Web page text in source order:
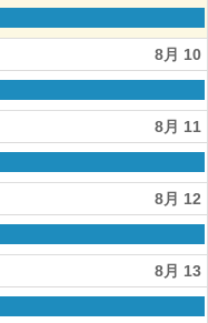
8月 10
8月 11
8月 12
8月 13